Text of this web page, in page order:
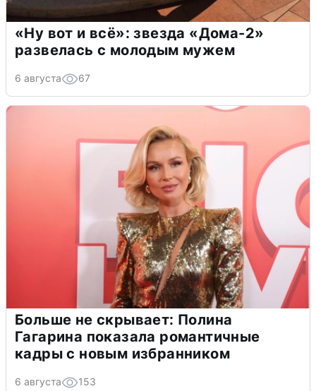
«Ну вот и всё»: звезда «Дома-2»
развелась с молодым мужем
6 августа 67
Больше не скрывает: Полина
Гагарина показала романтичные
кадры с новым избранником
6 августа 153